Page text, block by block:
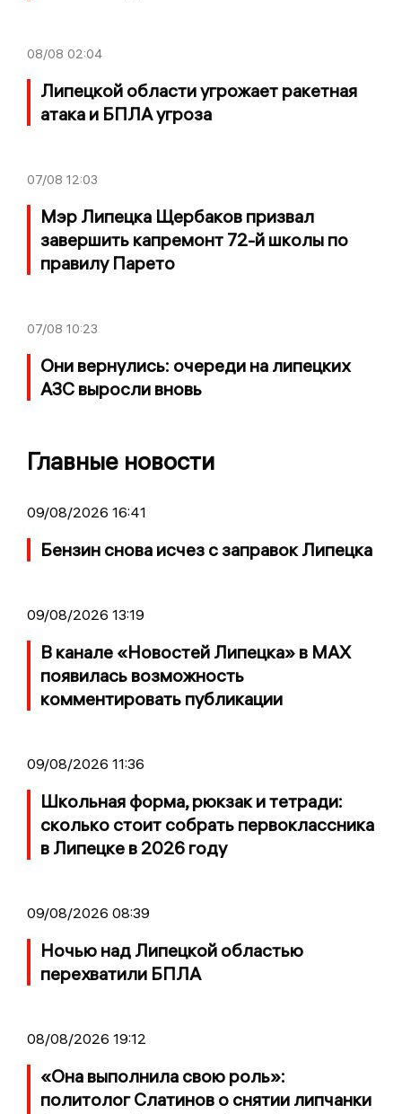
08/08 02:04
Липецкой области угрожает ракетная
атака и БПЛА угроза
07/08 12:03
Мэр Липецка Щербаков призвал
завершить капремонт 72-й школы по
правилу Парето
07/08 10:23
Они вернулись: очереди на липецких
АЗС выросли вновь
Главные новости
09/08/2026 16:41
Бензин снова исчез с заправок Липецка
09/08/2026 13:19
В канале «Новостей Липецка» в MAX
появилась возможность
комментировать публикации
09/08/2026 11:36
Школьная форма, рюкзак и тетради:
сколько стоит собрать первоклассника
в Липецке в 2026 году
09/08/2026 08:39
Ночью над Липецкой областью
перехватили БПЛА
08/08/2026 19:12
«Она выполнила свою роль»:
политолог Слатинов о снятии липчанки